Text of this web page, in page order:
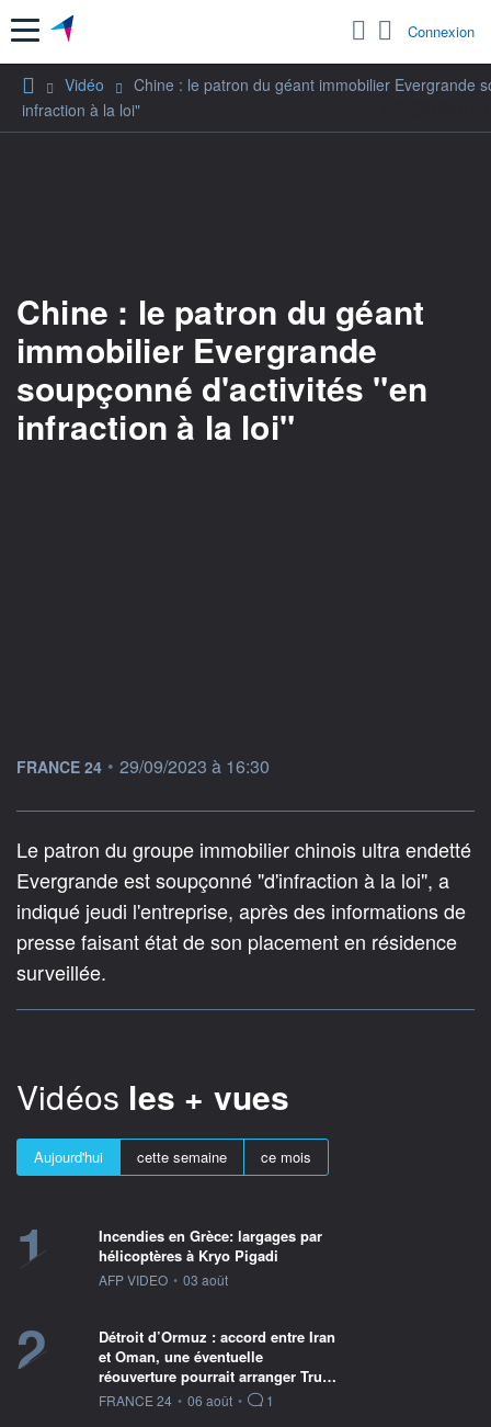
Menu Connexion
Vidéo
Chine : le patron du géant immobilier Evergrande
infraction à la loi"
Chine : le patron du géant
immobilier Evergrande
soupçonné d'activités "en
infraction à la loi"
information fournie par
FRANCE 24 • 29/09/2023 à 16:30
Le patron du groupe immobilier chinois ultra endetté
Evergrande est soupçonné "d'infraction à la loi", a
indiqué jeudi l'entreprise, après des informations de
presse faisant état de son placement en résidence
surveillée.
Vidéos les + vues
Aujourd'hui cette semaine ce mois
1
Incendies en Grèce: largages par
hélicoptères à Kryo Pigadi
information fournie par
AFP VIDEO • 03 août
2
Détroit d’Ormuz : accord entre Iran
et Oman, une éventuelle
réouverture pourrait arranger Tru…
information fournie par
FRANCE 24 • 06 août • 1